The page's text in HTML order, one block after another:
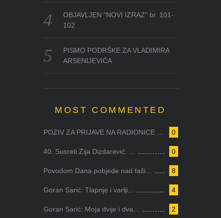
OBJAVLJEN “NOVI IZRAZ” br. 101-
102
PISMO PODRŠKE ZA VLADIMIRA
ARSENIJEVIĆA
MOST COMMENTED
0
POZIV ZA PRIJAVE NA RADIONICE ...
0
40. Susreti Zija Dizdarević: ...
8
Povodom Dana pobjede nad faši...
4
Goran Sarić: Tlapnje i varlji...
2
Goran Sarić: Moja dvije i dva...